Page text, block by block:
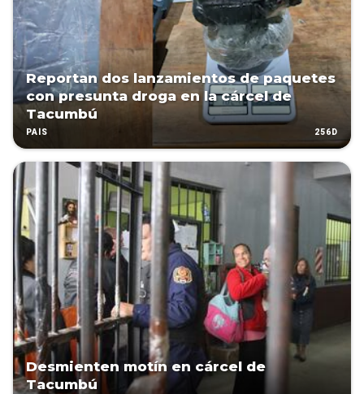
Reportan dos lanzamientos de paquetes
con presunta droga en la cárcel de
Tacumbú
PAÍS 256D
Desmienten motín en cárcel de
Tacumbú